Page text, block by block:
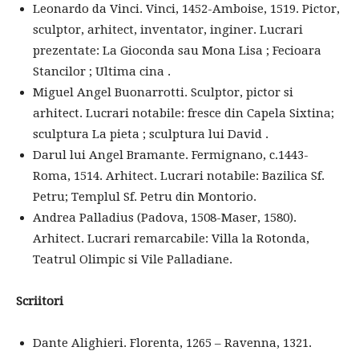
Leonardo da Vinci. Vinci, 1452-Amboise, 1519. Pictor,
sculptor, arhitect, inventator, inginer. Lucrari
prezentate: La Gioconda sau Mona Lisa ; Fecioara
Stancilor ; Ultima cina .
Miguel Angel Buonarrotti. Sculptor, pictor si
arhitect. Lucrari notabile: fresce din Capela Sixtina;
sculptura La pieta ; sculptura lui David .
Darul lui Angel Bramante. Fermignano, c.1443-
Roma, 1514. Arhitect. Lucrari notabile: Bazilica Sf.
Petru; Templul Sf. Petru din Montorio.
Andrea Palladius (Padova, 1508-Maser, 1580).
Arhitect. Lucrari remarcabile: Villa la Rotonda,
Teatrul Olimpic si Vile Palladiane.
Scriitori
Dante Alighieri. Florenta, 1265 – Ravenna, 1321.